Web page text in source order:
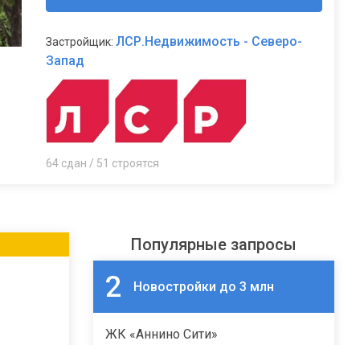
Застройщик: ЛСР.Недвижимость - Северо-
Запад
64 сдан / 51 строятся
Популярные запросы
2 Новостройки до 3 млн
ЖК «Аннино Сити»